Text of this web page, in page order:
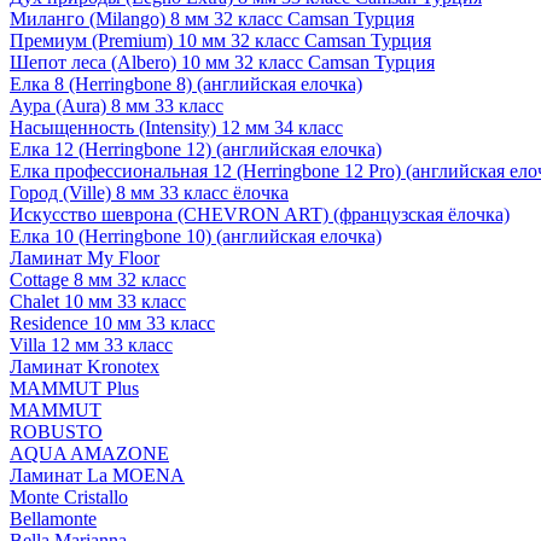
Миланго (Milango) 8 мм 32 класс Camsan Турция
Премиум (Premium) 10 мм 32 класс Camsan Турция
Шепот леса (Albero) 10 мм 32 класс Camsan Турция
Елка 8 (Herringbone 8) (английская елочка)
Аура (Aura) 8 мм 33 класс
Насыщенность (Intensity) 12 мм 34 класс
Елка 12 (Herringbone 12) (английская елочка)
Елка профессиональная 12 (Herringbone 12 Pro) (английская
Город (Ville) 8 мм 33 класс ёлочка
Искусство шеврона (CHEVRON ART) (французская ёлочка)
Елка 10 (Herringbone 10) (английская елочка)
Ламинат My Floor
Cottage 8 мм 32 класс
Chalet 10 мм 33 класс
Residence 10 мм 33 класс
Villa 12 мм 33 класс
Ламинат Kronotex
MAMMUT Plus
MAMMUT
ROBUSTO
AQUA AMAZONE
Ламинат La MOENA
Monte Cristallo
Bellamonte